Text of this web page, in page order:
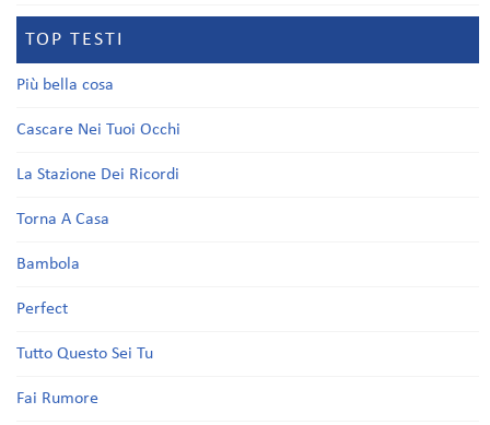
TOP TESTI
Più bella cosa
Cascare Nei Tuoi Occhi
La Stazione Dei Ricordi
Torna A Casa
Bambola
Perfect
Tutto Questo Sei Tu
Fai Rumore